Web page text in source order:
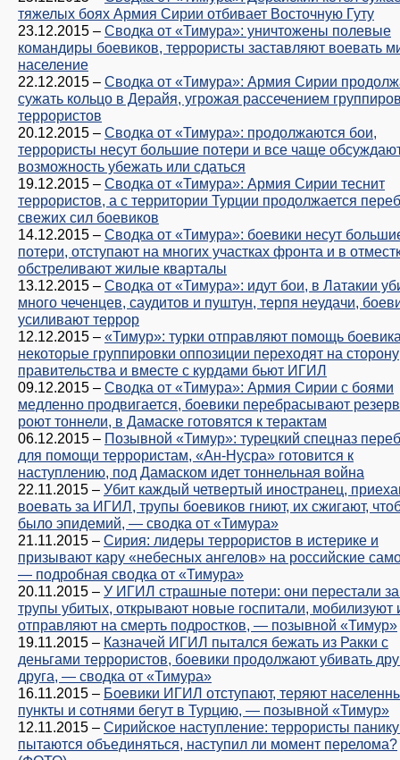
тяжелых боях Армия Сирии отбивает Восточную Гуту
23.12.2015 – Сводка от «Тимура»: уничтожены полевые
командиры боевиков, террористы заставляют воевать
население
22.12.2015 – Сводка от «Тимура»: Армия Сирии
сужать кольцо в Дерайя, угрожая рассечением
террористов
20.12.2015 – Сводка от «Тимура»: продолжаются бои,
террористы несут большие потери и все чаще
возможность убежать или сдаться
19.12.2015 – Сводка от «Тимура»: Армия Сирии теснит
террористов, а с территории Турции продолжается
свежих сил боевиков
14.12.2015 – Сводка от «Тимура»: боевики несут
потери, отступают на многих участках фронта и в
обстреливают жилые кварталы
13.12.2015 – Сводка от «Тимура»: идут бои, в Латакии
много чеченцев, саудитов и пуштун, терпя неудачи,
усиливают террор
12.12.2015 – «Тимур»: турки отправляют помощь
некоторые группировки оппозиции переходят на сторону
правительства и вместе с курдами бьют ИГИЛ
09.12.2015 – Сводка от «Тимура»: Армия Сирии с боями
медленно продвигается, боевики перебрасывают
роют тоннели, в Дамаске готовятся к терактам
06.12.2015 – Позывной «Тимур»: турецкий спецназ
для помощи террористам, «Ан-Нусра» готовится к
наступлению, под Дамаском идет тоннельная война
22.11.2015 – Убит каждый четвертый иностранец,
воевать за ИГИЛ, трупы боевиков гниют, их сжигают,
было эпидемий, — сводка от «Тимура»
21.11.2015 – Сирия: лидеры террористов в истерике и
призывают кару «небесных ангелов» на российские
— подробная сводка от «Тимура»
20.11.2015 – У ИГИЛ страшные потери: они перестали
трупы убитых, открывают новые госпитали, мобилизуют
отправляют на смерть подростков, — позывной «Тимур»
19.11.2015 – Казначей ИГИЛ пытался бежать из Ракки с
деньгами террористов, боевики продолжают убивать
друга, — сводка от «Тимура»
16.11.2015 – Боевики ИГИЛ отступают, теряют
пункты и сотнями бегут в Турцию, — позывной «Тимур»
12.11.2015 – Сирийское наступление: террористы
пытаются объединяться, наступил ли момент перелома?